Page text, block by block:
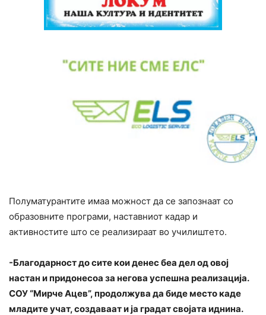
Полуматурантите имаа можност да се запознаат со
образовните програми, наставниот кадар и
активностите што се реализираат во училиштето.
-Благодарност до сите кои денес беа дел од овој
настан и придонесоа за негова успешна реализација.
СОУ “Мирче Ацев”, продолжува да биде место каде
младите учат, создаваат и ја градат својата иднина.